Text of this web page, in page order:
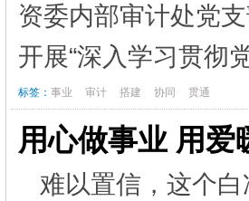
资委内部审计处党
开展“深入学习贯彻
标签： 事业 审计 搭建 协同 贯通
用心做事业 用爱
难以置信，这个